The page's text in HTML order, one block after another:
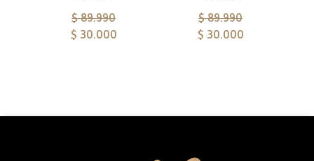
$ 89.990
$ 30.000
$ 89.990
$ 30.000